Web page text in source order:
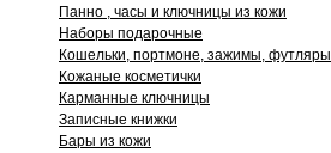
Панно , часы и ключницы из кожи
Наборы подарочные
Кошельки, портмоне, зажимы, футляры
Кожаные косметички
Карманные ключницы
Записные книжки
Бары из кожи